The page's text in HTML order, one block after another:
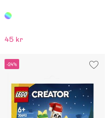
45 kr
-24%